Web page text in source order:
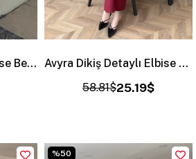
Narin Şal Detaylı Elbise Beyaz (4462) Avyra Dikiş Detaylı Elbise Bordo (1901)
25.19$
58.81$
%50